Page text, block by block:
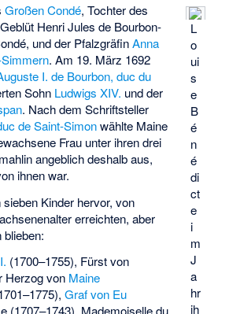
L
o
ui
s
e
B
é
n
é
di
ct
e
i
m
J
a
hr
ih
Großen Condé, Tochter des
Henri Jules de Bourbon-
und der PfalzgräfinAnna
. Am 19. März 1692
I. de Bourbon, duc du
Sohn Ludwigs XIV. und der
. Nach dem Schriftsteller
de Saint-Simonwählte Maine
Frau unter ihren drei
angeblich deshalb aus,
ihnen war.
Kinder hervor, von
erreichten, aber
(1700–1755), Fürst von
Herzog von Maine
Graf von Eu